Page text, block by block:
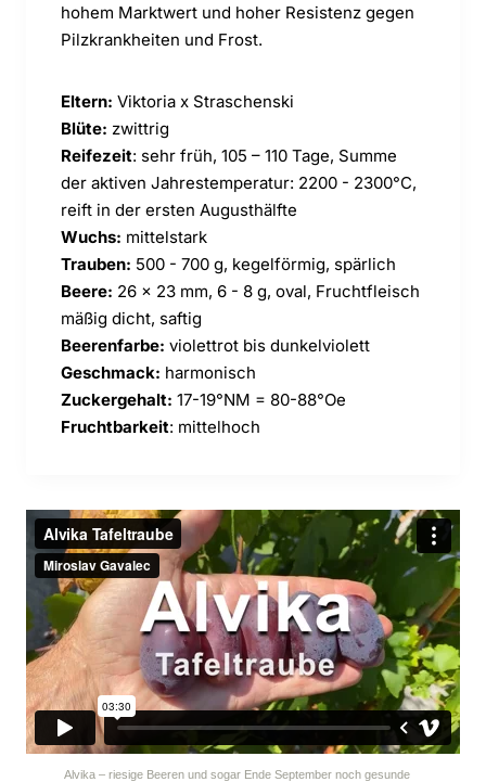
hohem Marktwert und hoher Resistenz gegen
Pilzkrankheiten und Frost.
Eltern: Viktoria x Straschenski
Blüte: zwittrig
Reifezeit: sehr früh, 105 – 110 Tage, Summe
der aktiven Jahrestemperatur: 2200 - 2300°C,
reift in der ersten Augusthälfte
Wuchs: mittelstark
Trauben: 500 - 700 g, kegelförmig, spärlich
Beere: 26 x 23 mm, 6 - 8 g, oval, Fruchtfleisch
mäßig dicht, saftig
Beerenfarbe: violettrot bis dunkelviolett
Geschmack: harmonisch
Zuckergehalt: 17-19°NM = 80-88°Oe
Fruchtbarkeit: mittelhoch
Alvika – riesige Beeren und sogar Ende September noch gesunde